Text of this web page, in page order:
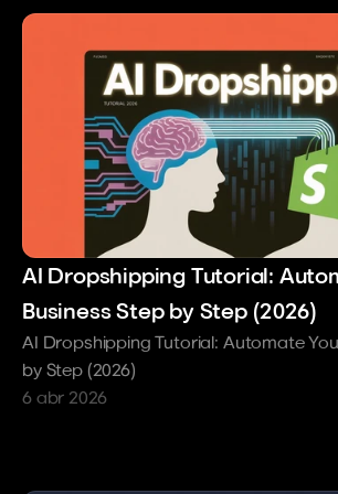
automatizar el cumplimiento de
ejecutar correos electrónicos de
abandonados, agregar ventas
probar páginas de destino, o
precios en varias monedas —
aplicaciones maduras y
cada escenario. En otras
menudo estás creando
alternativas.
Para una comparación detallada
plataformas con desgloses de
nuestra mejor guía de
comercio electrónico para
AI Dropshipping Tutorial:
Business Step by Step (2026)
AI Dropshipping Tutorial: Automate
by Step (2026)
6 abr 2026